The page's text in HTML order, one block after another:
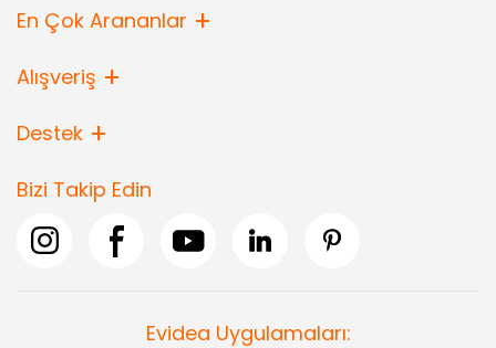
En Çok Arananlar
Alışveriş
Destek
Bizi Takip Edin
Evidea Uygulamaları: